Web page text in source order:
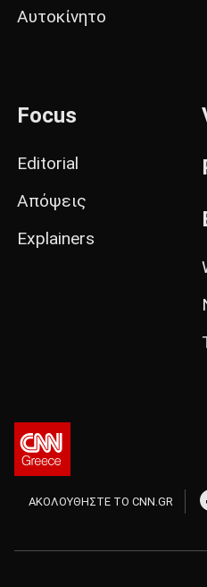
Αυτοκίνητο
Focus
Editorial
Απόψεις
Explainers
ΑΚΟΛΟΥΘΗΣΤΕ ΤΟ CNN.GR